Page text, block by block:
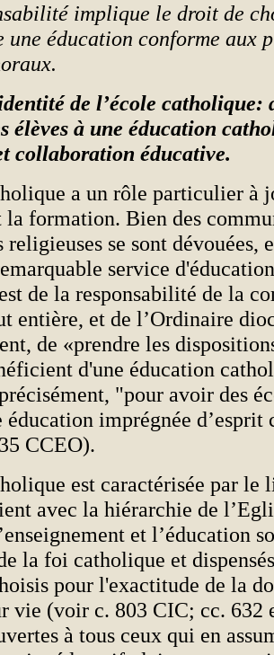
implique le droit de
une éducation conforme aux
de l’école catholique:
élèves à une éducation
collaboration éducative.
a un rôle particulier à
la formation. Bien des
religieuses se sont dévouées,
service
de la responsabilité de la
entière, et de l’Ordinaire
de «prendre les
d'une éducation
"pour avoir des
éducation imprégnée
CCEO).
est caractérisée par
avec la hiérarchie de
et l’éducation
la foi catholique et
pour l'exactitude de la
vie (voir c. 803 CIC; cc. 632
à tous ceux qui en